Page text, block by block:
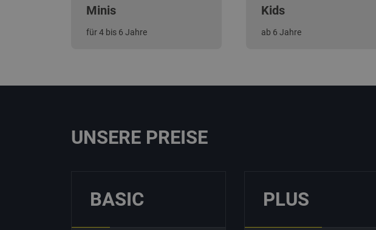
Minis
für 4 bis 6 Jahre
Kids
ab 6 Jahre
UNSERE PREISE
BASIC PLUS